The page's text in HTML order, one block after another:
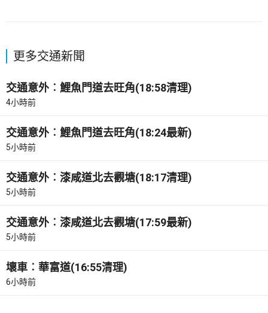
更多交通新聞
交通意外︰鯉魚門道去旺角(18:58清理)
4小時前
交通意外︰鯉魚門道去旺角(18:24最新)
5小時前
交通意外︰漆咸道北去觀塘(18:17清理)
5小時前
交通意外︰漆咸道北去觀塘(17:59最新)
5小時前
壞車︰華富道(16:55清理)
6小時前